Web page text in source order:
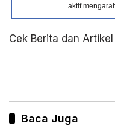
aktif
Cek Berita dan
Baca Juga